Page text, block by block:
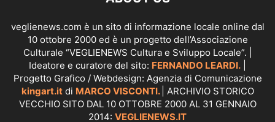
veglienews.com è un sito di informazione locale online dal
10 ottobre 2000 ed è un progetto dell’Associazione
Culturale “VEGLIENEWS Cultura e Sviluppo Locale”. |
Ideatore e curatore del sito: FERNANDO LEARDI.
Progetto Grafico / Webdesign: Agenzia di Comunicazione
kingart.itdi MARCO VISCONTI. | ARCHIVIO STORICO
VECCHIO SITO DAL 10 OTTOBRE 2000 AL 31 GENNAIO
2014: VEGLIENEWS.IT